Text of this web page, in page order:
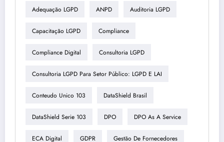
Adequação LGPD ANPD Auditoria LGPD
Capacitação LGPD Compliance
Compliance Digital Consultoria LGPD
Consultoria LGPD Para Setor Público: LGPD E LAI
Conteudo Unico 103 DataShield Brasil
DataShield Serie 103 DPO DPO As A Service
ECA Digital GDPR Gestão De Fornecedores